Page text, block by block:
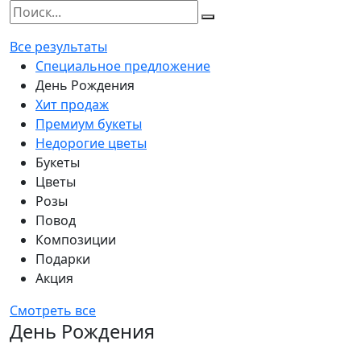
Все результаты
Специальное предложение
День Рождения
Хит продаж
Премиум букеты
Недорогие цветы
Букеты
Цветы
Розы
Повод
Композиции
Подарки
Акция
Смотреть все
День Рождения